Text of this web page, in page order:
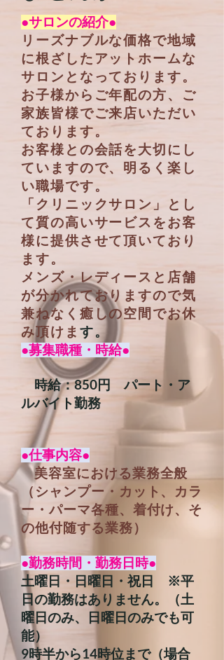
●サロンの紹介●
リーズナブルな価格で地域
に根ざしたアットホームな
サロンとなっております。
お子様からご年配の方、ご
家族皆様でご来店いただい
ております。
お客様との会話を大切にし
ていますので、明るく楽し
い職場です。
「クリニックサロン」とし
て質の高いサービスをお客
様に提供させて頂いており
ます。
メンズ・レディースと店舗
が分かれておりますので気
兼ねなく癒しの空間でお休
み頂けま す。
●募集職種・時給●
時給：850円 パート・ア
ルバイト勤務
​●仕事内容●
美容室における業務全般
（シャンプー・カット、カラ
ー・パーマ各種、着付け、そ
の他付随する業務）
●勤務時間・勤務日時●
土曜日・日曜日・祝日 ※平
日の勤務はありません。
（土
曜日のみ、日曜日のみでも可
能）
9時半から14時位まで（場合